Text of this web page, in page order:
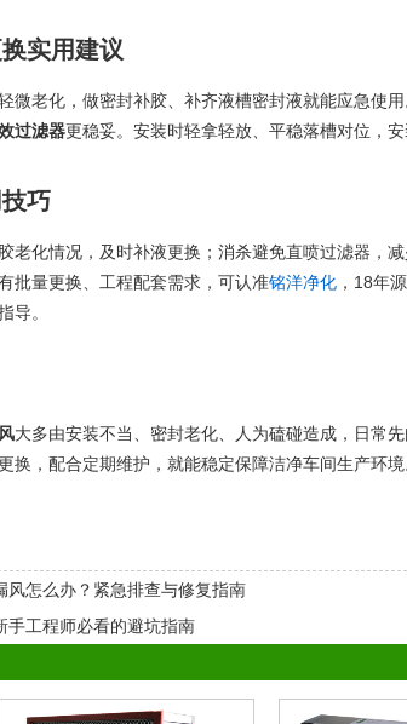
实用建议
微老化，做密封补胶、补齐液槽密封液就能应急使
过滤器更稳妥。安装时轻拿轻放、平稳落槽对位，
巧
老化情况，及时补液更换；消杀避免直喷过滤器，
批量更换、工程配套需求，可认准铭洋净化 ，18年
导。
大多由安装不当、密封老化、人为磕碰造成，日常
换，配合定期维护，就能稳定保障洁净车间生产环
风怎么办？紧急排查与修复指南
手工程师必看的避坑指南